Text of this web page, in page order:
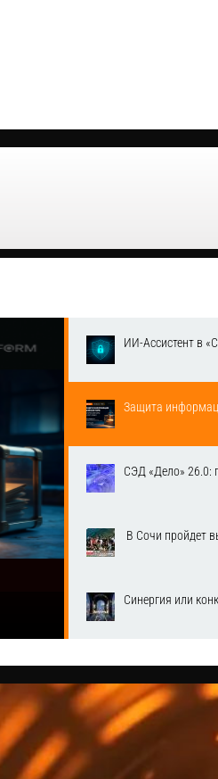
ИИ-Ассистент в
Защита
СЭД «Дело» 26.0:
В Сочи пройдет
Синергия или